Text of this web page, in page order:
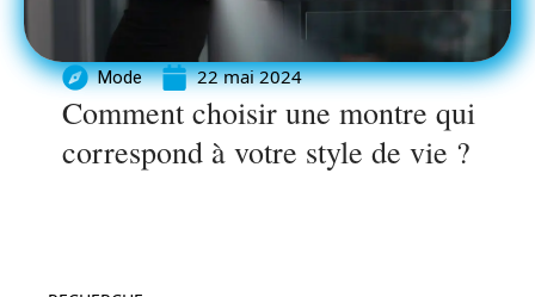
Mode 22 mai 2024
Comment choisir une montre qui
correspond à votre style de vie ?